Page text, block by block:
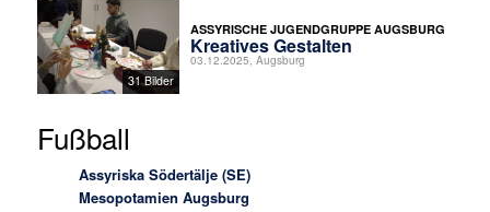
31 Bilder
ASSYRISCHE JUGENDGRUPPE AUGSBURG
Kreatives Gestalten
03.12.2025, Augsburg
Fußball
Assyriska Södertälje (SE)
Mesopotamien Augsburg